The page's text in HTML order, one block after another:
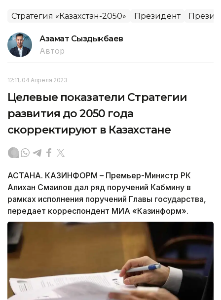
Стратегия «Казахстан-2050» Президент
Азамат Сыздыкбаев
Автор
12:11, 04 Апреля 2023
Целевые показатели Стратегии
развития до 2050 года
скорректируют в Казахстане
АСТАНА. КАЗИНФОРМ – Премьер-Министр РК
Алихан Смаилов дал ряд поручений Кабмину в
рамках исполнения поручений Главы государства,
передает корреспондент МИА «Казинформ».